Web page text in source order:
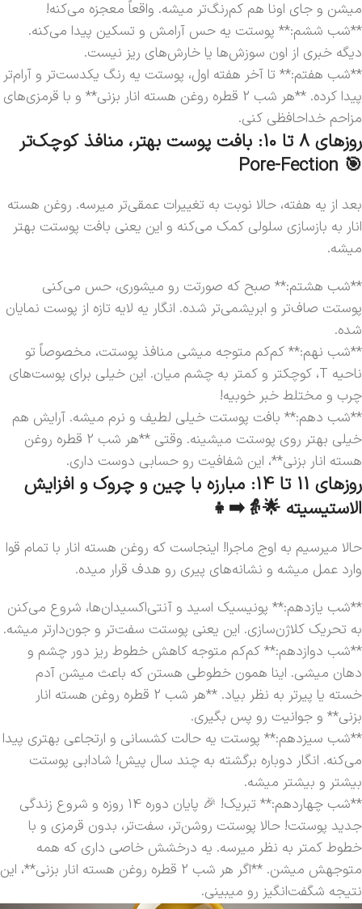
میشن و جای اونا هم کم‌رنگ‌تر میشه. واقعاً معجزه می‌کنه!
**شب ششم:** پوستت یه حس آرامش و تسکین پیدا می‌کنه.
دیگه خبری از اون سوزش‌ها یا خارش‌های ریز نیست.
**شب هفتم:** تا آخر هفته اول، پوستت یه رنگ یکدست‌تر و آرام‌تر
پیدا کرده. **هر شب 2 قطره روغن هسته انار بزنی** و با قرمزی‌های
مزاحم خداحافظی کنی.
روزهای 8 تا 10: بافت پوست بهتر، منافذ کوچک‌تر
🎯 Pore-Fection
بعد از یه هفته، حالا نوبت به تغییرات عمقی‌تر میرسه. روغن هسته
انار به بازسازی سلولی کمک می‌کنه و این یعنی بافت پوستت بهتر
میشه.
**شب هشتم:** صبح که صورتت رو میشوری، حس می‌کنی
پوستت صاف‌تر و ابریشمی‌تر شده. انگار یه لایه تازه از پوست نمایان
شده.
**شب نهم:** کم‌کم متوجه میشی منافذ پوستت، مخصوصاً تو
ناحیه T، کوچکتر و کمتر به چشم میان. این خیلی برای پوست‌های
چرب و مختلط خبر خوبیه!
**شب دهم:** بافت پوستت خیلی لطیف و نرم میشه. آرایش هم
خیلی بهتر روی پوستت میشینه. وقتی **هر شب 2 قطره روغن
هسته انار بزنی**، این شفافیت رو حسابی دوست داری.
روزهای 11 تا 14: مبارزه با چین و چروک و افزایش
الاستیسیته 🌟👵➡️👧
حالا میرسیم به اوج ماجرا! اینجاست که روغن هسته انار با تمام قوا
وارد عمل میشه و نشانه‌های پیری رو هدف قرار میده.
**شب یازدهم:** پونیسیک اسید و آنتی‌اکسیدان‌ها، شروع می‌کنن
به تحریک کلاژن‌سازی. این یعنی پوستت سفت‌تر و جون‌دارتر میشه.
**شب دوازدهم:** کم‌کم متوجه کاهش خطوط ریز دور چشم و
دهان میشی. اینا همون خطوطی هستن که باعث میشن آدم
خسته یا پیرتر به نظر بیاد. **هر شب 2 قطره روغن هسته انار
بزنی** و جوانیت رو پس بگیری.
**شب سیزدهم:** پوستت یه حالت کشسانی و ارتجاعی بهتری پیدا
می‌کنه. انگار دوباره برگشته به چند سال پیش! شادابی پوستت
بیشتر و بیشتر میشه.
**شب چهاردهم:** تبریک! 🎉 پایان دوره 14 روزه و شروع زندگی
جدید پوستت! حالا پوستت روشن‌تر، سفت‌تر، بدون قرمزی و با
خطوط کمتر به نظر میرسه. یه درخشش خاصی داری که همه
متوجهش میشن. **اگر هر شب 2 قطره روغن هسته انار بزنی**، این
نتیجه شگفت‌انگیز رو میبینی.